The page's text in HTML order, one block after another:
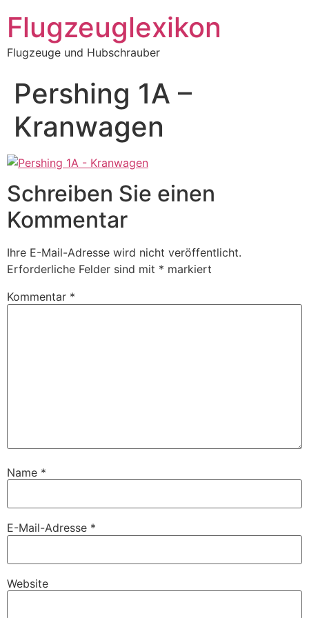
Inhalt
springen
Flugzeuglexikon
Flugzeuge und Hubschrauber
Pershing 1A –
Kranwagen
Schreiben Sie einen
Kommentar
Ihre E-Mail-Adresse wird nicht veröffentlicht.
Erforderliche Felder sind mit * markiert
Kommentar *
Name *
E-Mail-Adresse *
Website